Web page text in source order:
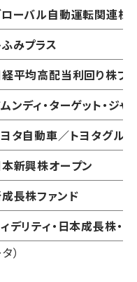
ーバル自動運転関連株
みプラス
平均高配当利回り株フ
ンディ・ターゲット・ジャ
タ自動車／トヨタグル
新興株オープン
長株ファンド
デリティ・日本成長株・フ
）